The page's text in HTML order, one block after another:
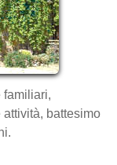
familiari,
battesimo